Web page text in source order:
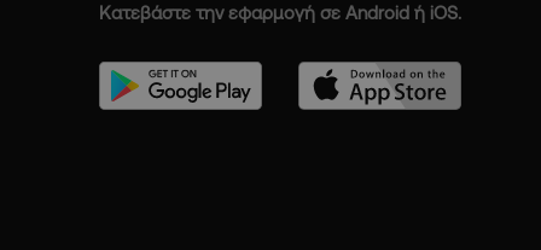
Κατεβάστε την εφαρμογή σε Android ή iOS.